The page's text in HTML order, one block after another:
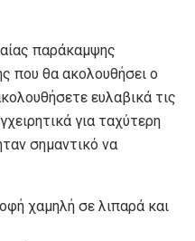
παράκαμψης
που θα ακολουθήσει ο
ευλαβικά τις
για ταχύτερη
σημαντικό να
χαμηλή σε λιπαρά και